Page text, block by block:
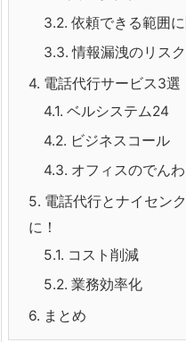
3.2. 依頼できる範囲
3.3. 情報漏洩のリス
4. 電話代行サービス3選
4.1. ベルシステム24
4.2. ビジネスコール
4.3. オフィスのでん
5. 電話代行とナイセン
に！
5.1. コスト削減
5.2. 業務効率化
6. まとめ